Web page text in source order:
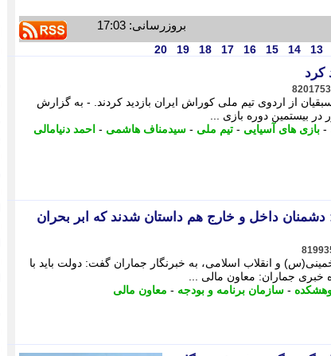
بروزرسانی: 17:03
13
14
15
16
17
18
19
20
کرد
از اردوی تیم ملی کوراش ایران بازدید کردند. - به گزارش
بیستمین دوره بازی ...
- بازی های آسیایی - تیم ملی - سیدمناف هاشمی - احمد دنیامالی
داخل و خارج هم داستان شدند که ابر بحران
و انقلاب اسلامی، به خبرنگار جماران گفت: دولت باید با
جماران: معاون مالی ...
- سازمان برنامه و بودجه - معاون مالی